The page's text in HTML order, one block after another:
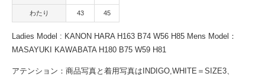
わたり 43 45
Ladies Model : KANON HARA H163 B74 W56 H85 Mens Model：
MASAYUKI KAWABATA H180 B75 W59 H81
アテンション：商品写真と着用写真はINDIGO,WHITE＝SIZE3、